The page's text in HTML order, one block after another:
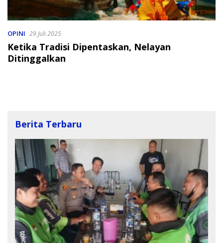
OPINI 29 Juli 2025
Ketika Tradisi Dipentaskan, Nelayan
Ditinggalkan
Berita Terbaru